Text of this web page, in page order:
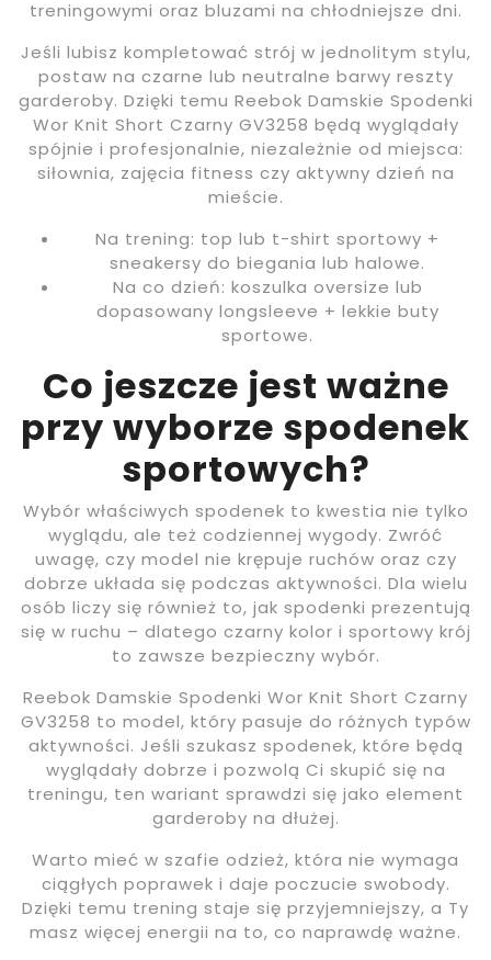
treningowymi oraz bluzami na chłodniejsze dni.
Jeśli lubisz kompletować strój w jednolitym stylu,
postaw na czarne lub neutralne barwy reszty
garderoby. Dzięki temu Reebok Damskie Spodenki
Wor Knit Short Czarny GV3258 będą wyglądały
spójnie i profesjonalnie, niezależnie od miejsca:
siłownia, zajęcia fitness czy aktywny dzień na
mieście.
Na trening: top lub t-shirt sportowy +
sneakersy do biegania lub halowe.
Na co dzień: koszulka oversize lub
dopasowany longsleeve + lekkie buty
sportowe.
Co jeszcze jest ważne
przy wyborze spodenek
sportowych?
Wybór właściwych spodenek to kwestia nie tylko
wyglądu, ale też codziennej wygody. Zwróć
uwagę, czy model nie krępuje ruchów oraz czy
dobrze układa się podczas aktywności. Dla wielu
osób liczy się również to, jak spodenki prezentują
się w ruchu – dlatego czarny kolor i sportowy krój
to zawsze bezpieczny wybór.
Reebok Damskie Spodenki Wor Knit Short Czarny
GV3258 to model, który pasuje do różnych typów
aktywności. Jeśli szukasz spodenek, które będą
wyglądały dobrze i pozwolą Ci skupić się na
treningu, ten wariant sprawdzi się jako element
garderoby na dłużej.
Warto mieć w szafie odzież, która nie wymaga
ciągłych poprawek i daje poczucie swobody.
Dzięki temu trening staje się przyjemniejszy, a Ty
masz więcej energii na to, co naprawdę ważne.